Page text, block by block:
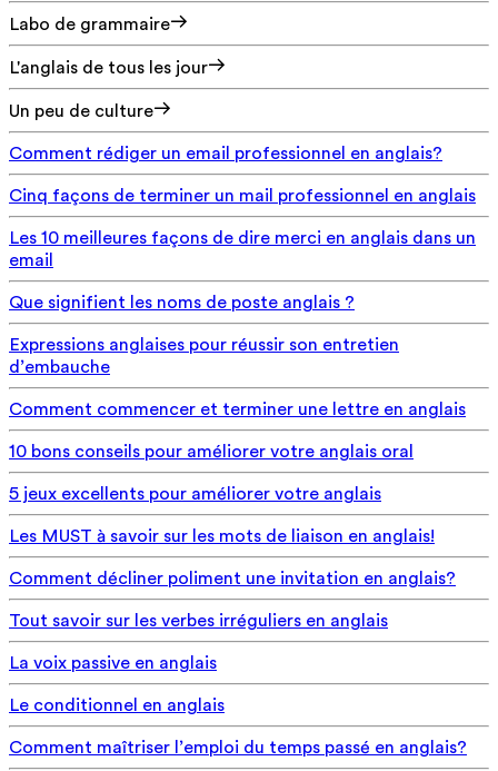
Labo de grammaire
L'anglais de tous les jour
Un peu de culture
Comment rédiger un email professionnel en anglais?
Cinq façons de terminer un mail professionnel en anglais
Les 10 meilleures façons de dire merci en anglais dans un
email
Que signifient les noms de poste anglais ?
Expressions anglaises pour réussir son entretien
d’embauche
Comment commencer et terminer une lettre en anglais
10 bons conseils pour améliorer votre anglais oral
5 jeux excellents pour améliorer votre anglais
Les MUST à savoir sur les mots de liaison en anglais!
Comment décliner poliment une invitation en anglais?
Tout savoir sur les verbes irréguliers en anglais
La voix passive en anglais
Le conditionnel en anglais
Comment maîtriser l’emploi du temps passé en anglais?